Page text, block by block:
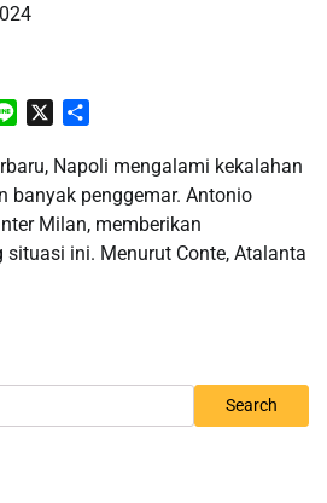
Line
Napoli mengalami kekalahan
banyak penggemar. Antonio
Milan, memberikan
ini. Menurut Conte, Atalanta
Search